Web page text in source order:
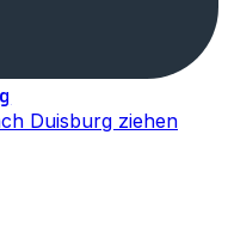
Duisburg ziehen